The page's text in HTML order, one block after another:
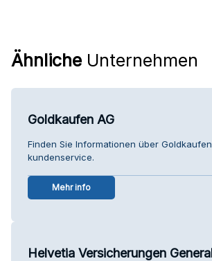
Ähnliche Unternehmen
Goldkaufen AG
Finden Sie Informationen über
kundenservice.
Mehr info
Helvetia Versicherungen